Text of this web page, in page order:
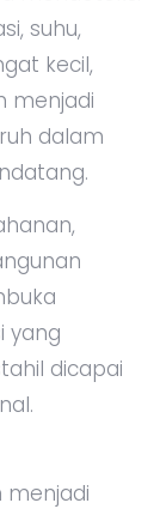
suhu,
kecil,
menjadi
dalam
yang
dicapai
menjadi